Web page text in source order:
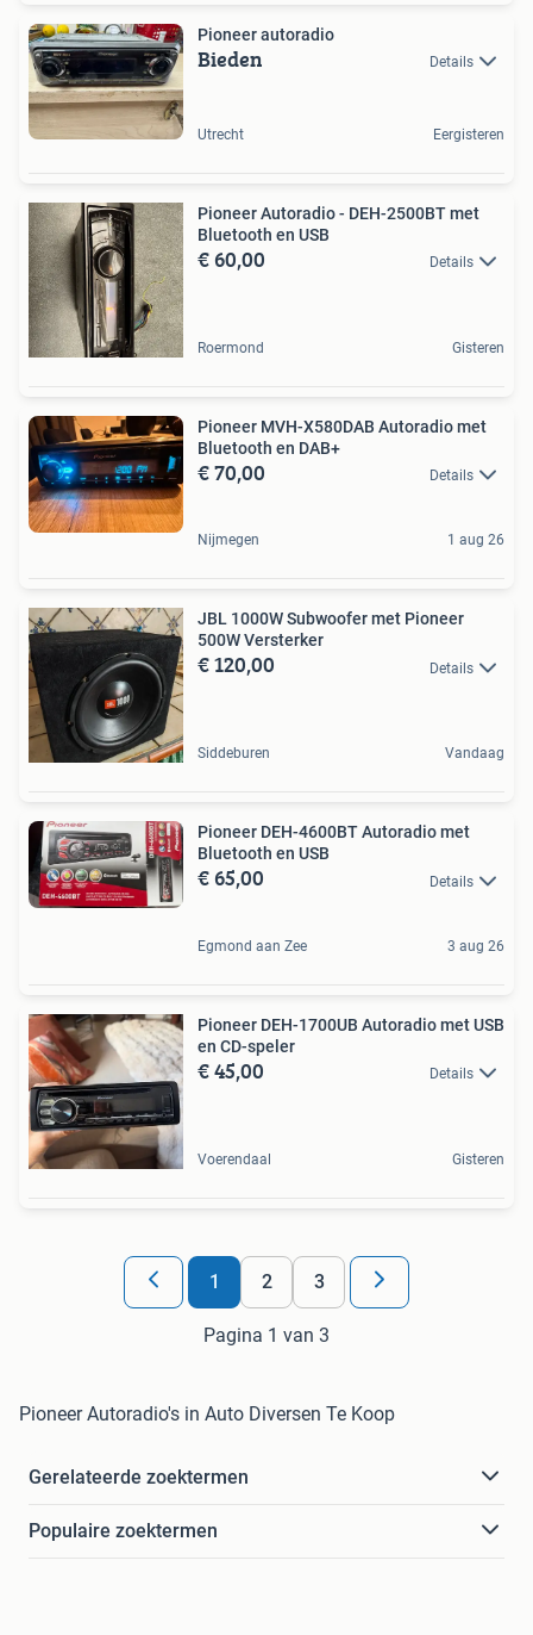
Pioneer autoradio
Bieden Details
Utrecht Eergisteren
Pioneer Autoradio - DEH-2500BT met
Bluetooth en USB
€ 60,00 Details
Roermond Gisteren
Pioneer MVH-X580DAB Autoradio met
Bluetooth en DAB+
€ 70,00 Details
Nijmegen 1 aug 26
JBL 1000W Subwoofer met Pioneer
500W Versterker
€ 120,00 Details
Siddeburen Vandaag
Pioneer DEH-4600BT Autoradio met
Bluetooth en USB
€ 65,00 Details
Egmond aan Zee 3 aug 26
Pioneer DEH-1700UB Autoradio met USB
en CD-speler
€ 45,00 Details
Voerendaal Gisteren
1 2 3
Pagina 1 van 3
Pioneer Autoradio's in Auto Diversen Te Koop
Gerelateerde zoektermen
Populaire zoektermen